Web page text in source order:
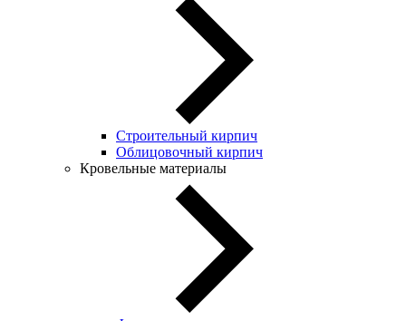
Строительный кирпич
Облицовочный кирпич
Кровельные материалы